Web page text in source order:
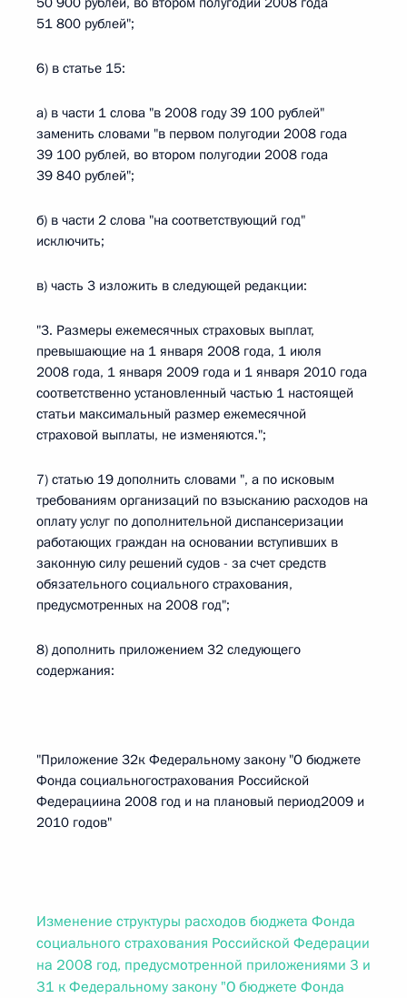
51 800 рублей";
6) в статье 15:
а) в части 1 слова "в 2008 году 39 100 рублей"
заменить словами "в первом полугодии 2008 года
39 100 рублей, во втором полугодии 2008 года
39 840 рублей";
б) в части 2 слова "на соответствующий год"
исключить;
в) часть 3 изложить в следующей редакции:
"3. Размеры ежемесячных страховых выплат,
превышающие на 1 января 2008 года, 1 июля
2008 года, 1 января 2009 года и 1 января 2010 года
соответственно установленный частью 1 настоящей
статьи максимальный размер ежемесячной
страховой выплаты, не изменяются.";
7) статью 19 дополнить словами ", а по исковым
требованиям организаций по взысканию расходов на
оплату услуг по дополнительной диспансеризации
работающих граждан на основании вступивших в
законную силу решений судов - за счет средств
обязательного социального страхования,
предусмотренных на 2008 год";
8) дополнить приложением 32 следующего
содержания:
"Приложение 32к Федеральному закону "О бюджете
Фонда социальногострахования Российской
Федерациина 2008 год и на плановый период2009 и
2010 годов"
Изменение структуры расходов бюджета Фонда
социального страхования Российской Федерации
на 2008 год, предусмотренной приложениями 3 и
31 к Федеральному закону "О бюджете Фонда